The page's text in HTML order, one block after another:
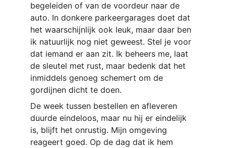
begeleiden of van de voordeur naar de
auto. In donkere parkeergarages doet dat
het waarschijnlijk ook leuk, maar daar ben
ik natuurlijk nog niet geweest. Stel je voor
dat iemand er aan zit. Ik beheers me, laat
de sleutel met rust, maar bedenk dat het
inmiddels genoeg schemert om de
gordijnen dicht te doen.
De week tussen bestellen en afleveren
duurde eindeloos, maar nu hij er eindelijk
is, blijft het onrustig. Mijn omgeving
reageert goed. Op de dag dat ik hem